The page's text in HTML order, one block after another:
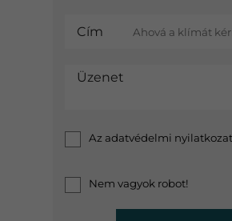
Cím
Üzenet
Az adatvédelmi nyilatkozat
Nem vagyok robot!